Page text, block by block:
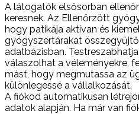
A látogatók elsősorban
keresnek. Az Ellenőrzött
hogy patikája aktívan és
gyógyszertárakat
adatbázisban.
válaszolhat a véleményekre,
mást, hogy megmutassa az
különlegessé a vállalkozását.
A fiókod automatikusan
adatok alapján. Ha már van